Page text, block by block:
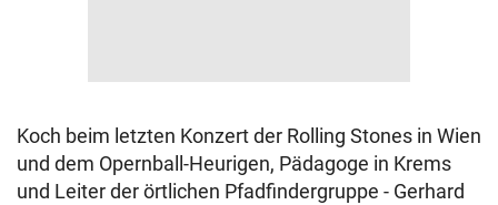
Koch beim letzten Konzert der Rolling Stones in Wien
und dem Opernball-Heurigen, Pädagoge in Krems
und Leiter der örtlichen Pfadfindergruppe - Gerhard